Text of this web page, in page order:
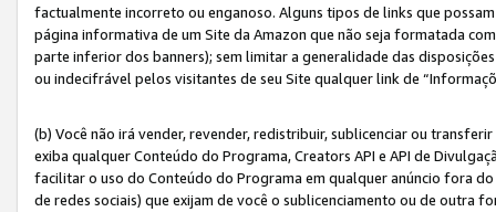
factualmente incorreto ou enganoso. Alguns tipos de links que
página informativa de um Site da Amazon que não seja formatada
parte inferior dos banners); sem limitar a generalidade das
ou indecifrável pelos visitantes de seu Site qualquer link de
(b) Você não irá vender, revender, redistribuir, sublicenciar ou
exiba qualquer Conteúdo do Programa, Creators API e API de
facilitar o uso do Conteúdo do Programa em qualquer anúncio fora
de redes sociais) que exijam de você o sublicenciamento ou de outra